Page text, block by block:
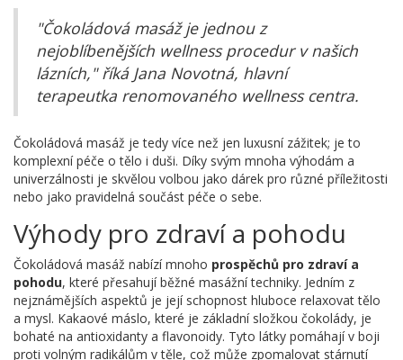
"Čokoládová masáž je jednou z
nejoblíbenějších wellness procedur v našich
lázních," říká Jana Novotná, hlavní
terapeutka renomovaného wellness centra.
Čokoládová masáž je tedy více než jen luxusní zážitek; je to
komplexní péče o tělo i duši. Díky svým mnoha výhodám a
univerzálnosti je skvělou volbou jako dárek pro různé příležitosti
nebo jako pravidelná součást péče o sebe.
Výhody pro zdraví a pohodu
Čokoládová masáž nabízí mnoho prospěchů pro zdraví a
pohodu, které přesahují běžné masážní techniky. Jedním z
nejznámějších aspektů je její schopnost hluboce relaxovat tělo
a mysl. Kakaové máslo, které je základní složkou čokolády, je
bohaté na antioxidanty a flavonoidy. Tyto látky pomáhají v boji
proti volným radikálům v těle, což může zpomalovat stárnutí